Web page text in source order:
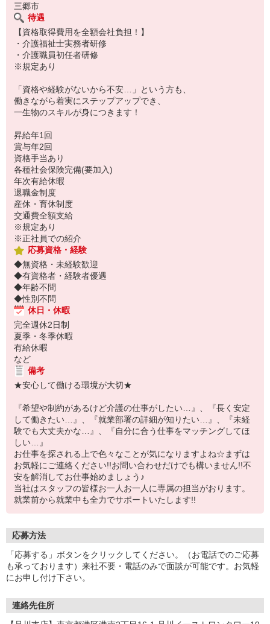
三郷市
待遇
【資格取得費用を全額会社負担！】
・介護福祉士実務者研修
・介護職員初任者研修
※規定あり
「資格や経験がないから不安…」という方も、
働きながら着実にステップアップでき、
一生物のスキルが身につきます！
昇給年1回
賞与年2回
資格手当あり
各種社会保険完備(要加入)
年次有給休暇
退職金制度
産休・育休制度
交通費全額支給
※規定あり
※正社員での紹介
応募資格・経験
◆無資格・未経験歓迎
◆有資格者・経験者優遇
◆年齢不問
◆性別不問
休日・休暇
完全週休2日制
夏季・冬季休暇
有給休暇
など
備考
★安心して働ける環境が大切★
『希望や制約があるけど介護の仕事がしたい…』、『長く安定
して働きたい…』、『就業部署の詳細が知りたい…』、『未経
験でも大丈夫かな…』、『自分に合う仕事をマッチングしてほ
しい…』
お仕事を探される上で色々なことが気になりますよね☆まずは
お気軽にご連絡ください!!お問い合わせだけでも構いません!!不
安を解消してお仕事始めましょう♪
当社はスタッフの皆様お一人お一人に専属の担当がおります。
就業前から就業中も全力でサポートいたします!!
応募方法
「応募する」ボタンをクリックしてください。（お電話でのご応募
も承っております）来社不要・電話のみで面談が可能です。お気軽
にお申し付け下さい。
連絡先住所